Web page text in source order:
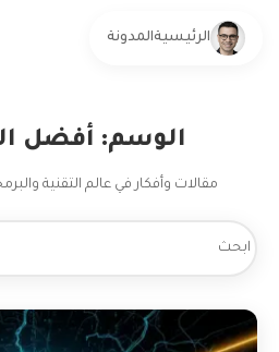
الرئيسيةالمدونة
الوسم: أفضل
مقالات وأفكار في عالم التقنية